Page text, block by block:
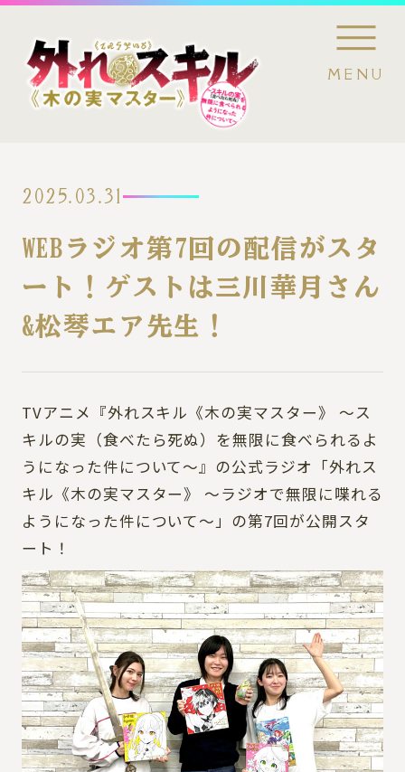
MENU
ONAIR
STORY
INTRODUCTION
CHARACTER
BOOKS
MOVIE
2025.03.31
WEBラジオ第7回の配信がスタ
ート！ゲストは三川華月さん
&松琴エア先生！
TVアニメ『外れスキル《木の実マスター》 ～ス
キルの実（食べたら死ぬ）を無限に食べられるよ
うになった件について～』の公式ラジオ「外れス
キル《木の実マスター》 〜ラジオで無限に喋れる
ようになった件について〜」の第7回が公開スタ
ート！
/news/20250331_428/